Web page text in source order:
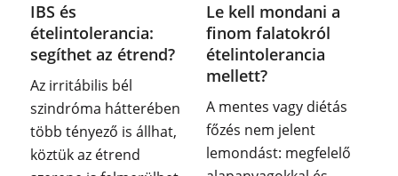
IBS és
ételintolerancia:
segíthet az étrend?
Az irritábilis bél
szindróma hátterében
több tényező is állhat,
köztük az étrend
Le kell mondani a
finom falatokról
ételintolerancia
mellett?
A mentes vagy diétás
főzés nem jelent
lemondást: megfelelő